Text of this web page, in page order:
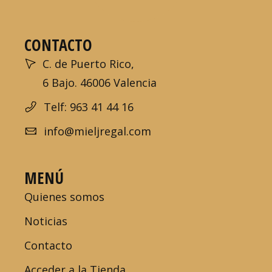
CONTACTO
C. de Puerto Rico,
6 Bajo. 46006 Valencia
Telf: 963 41 44 16
info@mieljregal.com
MENÚ
Quienes somos
Noticias
Contacto